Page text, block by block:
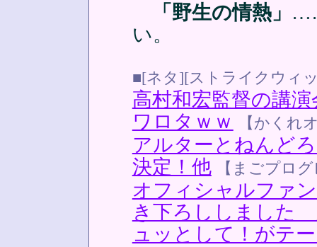
「野生の情熱」
い。
■[ネタ][ストライクウィ
高村和宏監督の講
ワロタｗｗ
【かくれ
アルターとねんど
決定！他
【まごプロ
オフィシャルファ
き下ろししました
ュッとして！がテ